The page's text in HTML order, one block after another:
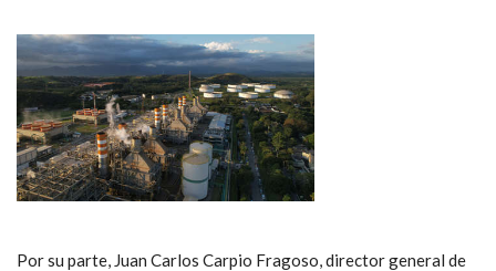
Por su parte, Juan Carlos Carpio Fragoso, director general de